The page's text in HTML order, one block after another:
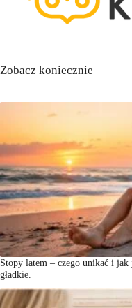
Zobacz koniecznie
Stopy latem – czego unikać i
gładkie.